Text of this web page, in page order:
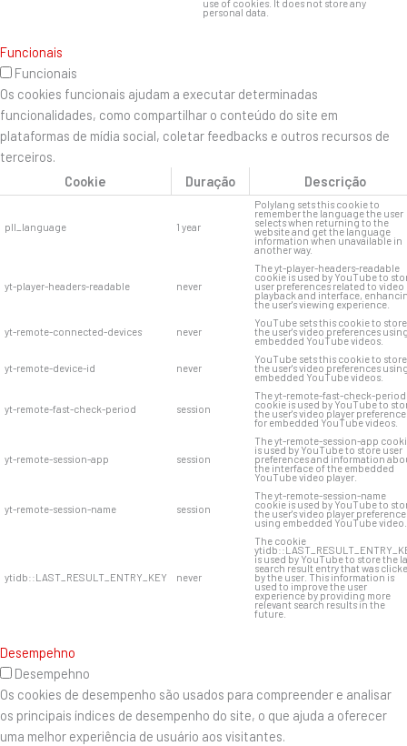
use of cookies. It does not store any
personal data.
Funcionais
Funcionais
Os cookies funcionais ajudam a executar determinadas
funcionalidades, como compartilhar o conteúdo do site em
plataformas de mídia social, coletar feedbacks e outros recursos de
terceiros.
Cookie
Duração Descrição
pll_language 1 year
Polylang sets this cookie to
remember the language the user
selects when returning to the
website and get the language
information when unavailable in
another way.
yt-player-headers-readable never
The yt-player-headers-readable
cookie is used by YouTube to
user preferences related to video
playback and interface,
the user's viewing experience.
yt-remote-connected-devices never
YouTube sets this cookie to store
the user's video preferences
embedded YouTube videos.
yt-remote-device-id never
YouTube sets this cookie to store
the user's video preferences
embedded YouTube videos.
yt-remote-fast-check-period session
The yt-remote-fast-check-period
cookie is used by YouTube to
the user's video player
for embedded YouTube videos.
yt-remote-session-app session
The yt-remote-session-app
is used by YouTube to store user
preferences and information
the interface of the embedded
YouTube video player.
yt-remote-session-name session
The yt-remote-session-name
cookie is used by YouTube to
the user's video player
using embedded YouTube video.
ytidb::LAST_RESULT_ENTRY_KEY never
The cookie
is used by YouTube to store the
search result entry that was
by the user. This information is
used to improve the user
experience by providing more
relevant search results in the
future.
Desempehno
Desempehno
Os cookies de desempenho são usados ​​para compreender e analisar
os principais índices de desempenho do site, o que ajuda a oferecer
uma melhor experiência de usuário aos visitantes.